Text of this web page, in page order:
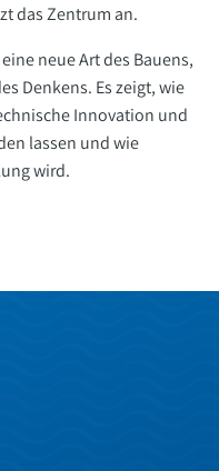
das Zentrum an.
neue Art des Bauens,
Denkens. Es zeigt, wie
Innovation und
lassen und wie
wird.